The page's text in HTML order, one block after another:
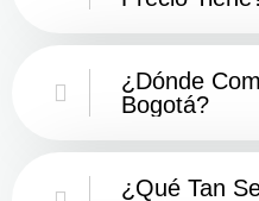
¿Dónde
Bogotá?
¿Qué Tan